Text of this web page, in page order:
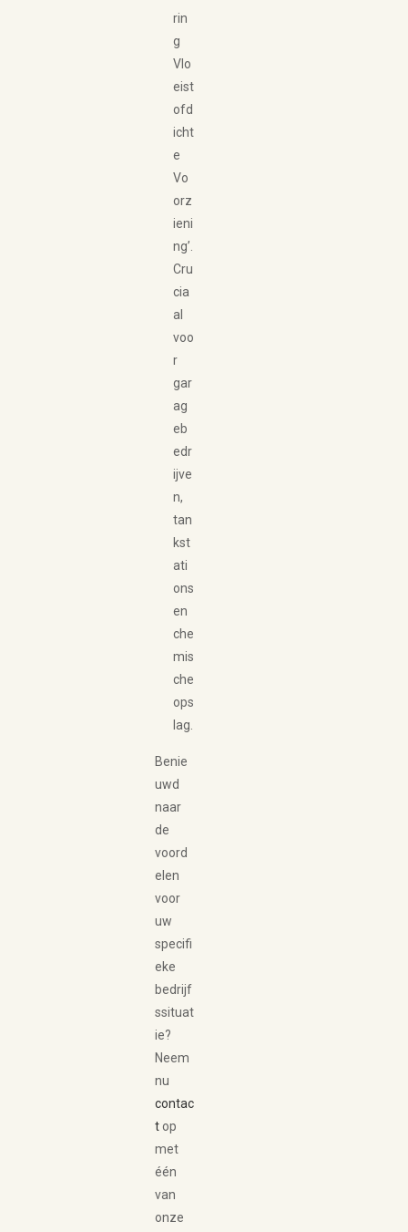
rin
g
Vlo
eist
ofd
icht
e
Vo
orz
ieni
ng’.
Cru
cia
al
voo
r
gar
ag
eb
edr
ijve
n,
tan
kst
ati
ons
en
che
mis
che
ops
lag.
Benie
uwd
naar
de
voord
elen
voor
uw
specifi
eke
bedrijf
ssituat
ie?
Neem
nu
contac
top
met
één
van
onze